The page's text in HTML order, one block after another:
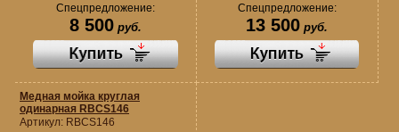
Спецпредложение:
8 500руб.
Спецпредложение:
13 500 руб.
Медная мойка круглая
одинарная RBCS146
Артикул: RBCS146